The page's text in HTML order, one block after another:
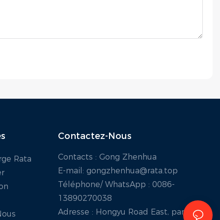
Rata
Contactez-Nous
Contacts : Gong Zhenhua
E-mail: gongzhenhua@rata.top
Téléphone/ WhatsApp : 0086-
13890270038
Adresse : Hongyu Road East, parc